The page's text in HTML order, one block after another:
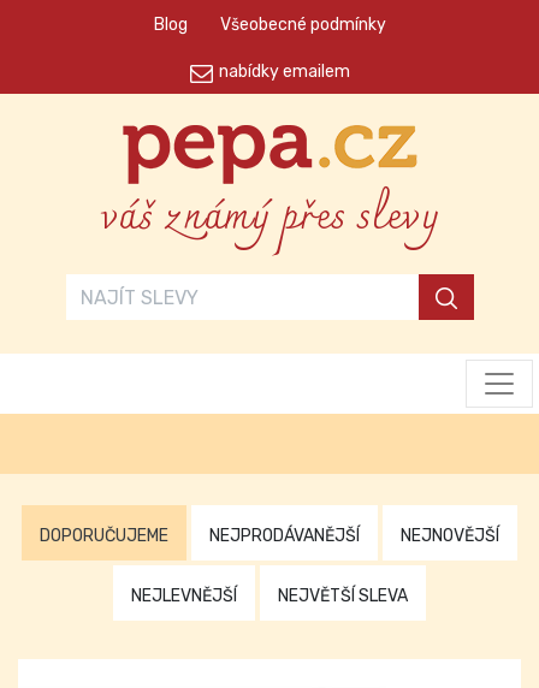
Blog Všeobecné podmínky
nabídky emailem
váš známý přes slevy
DOPORUČUJEME NEJPRODÁVANĚJŠÍ NEJNOVĚJŠÍ
NEJLEVNĚJŠÍ NEJVĚTŠÍ SLEVA